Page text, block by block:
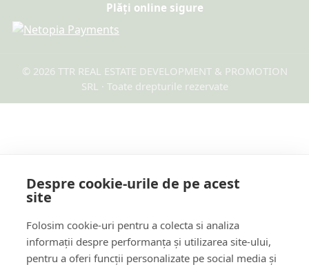
Despre cookie-urile de pe acest
site
Folosim cookie-uri pentru a colecta si analiza
informații despre performanța și utilizarea site-ului,
pentru a oferi funcții personalizate pe social media și
Plăți online sigure
© 2026 TTR REAL ESTATE DEVELOPMENT & PROMOTION
SRL · Toate drepturile rezervate